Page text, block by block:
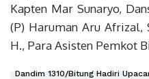
Kapten Mar Sunaryo,
(P) Haruman Aru Afrizal,
H., Para Asisten Pemkot
Dandim 1310/Bitung Hadiri